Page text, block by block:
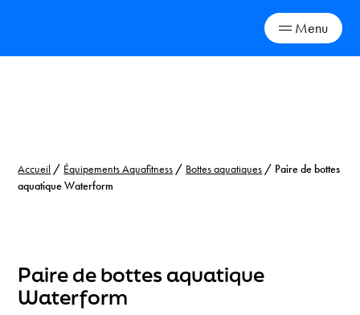
Menu
Accueil / Équipements Aquafitness / Bottes aquatiques / Paire de bottes
aquatique Waterform
Paire de bottes aquatique
Waterform